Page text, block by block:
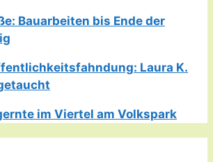
Bauarbeiten bis Ende der
Laura K.
im Viertel am Volkspark